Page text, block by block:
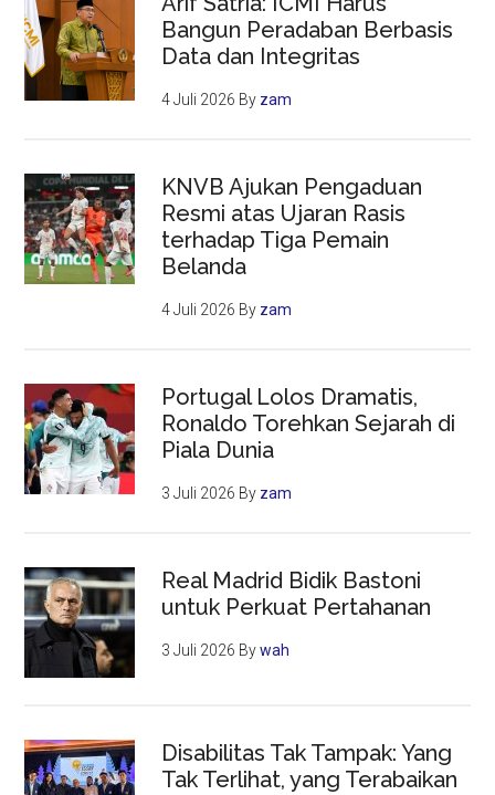
Bangun Peradaban Berbasis
Data dan Integritas
4 Juli 2026 By zam
KNVB Ajukan Pengaduan
Resmi atas Ujaran Rasis
terhadap Tiga Pemain
Belanda
4 Juli 2026 By zam
Portugal Lolos Dramatis,
Ronaldo Torehkan Sejarah di
Piala Dunia
3 Juli 2026 By zam
Real Madrid Bidik Bastoni
untuk Perkuat Pertahanan
3 Juli 2026 Bywah
Disabilitas Tak Tampak: Yang
Tak Terlihat, yang Terabaikan